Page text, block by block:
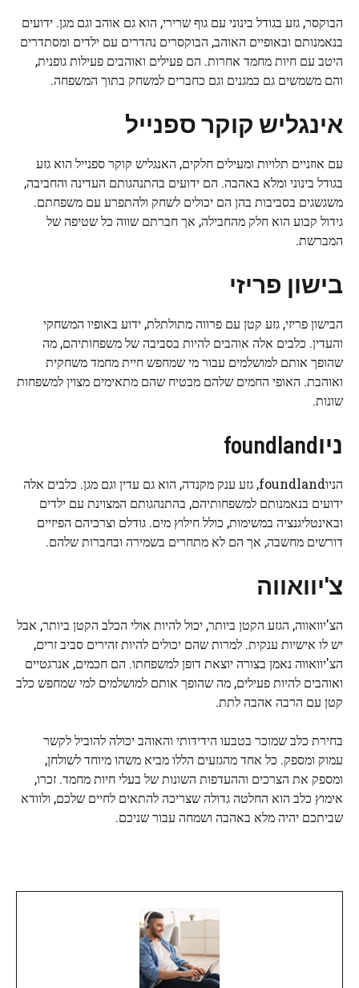
הבוקסר, גזע בגודל בינוני עם גוף שרירי, הוא גם אוהב וגם מגן. ידועים
בנאמנותם ובאופיים האוהב, הבוקסרים נהדרים עם ילדים ומסתדרים
היטב עם חיות מחמד אחרות. הם פעילים ואוהבים פעילות גופנית,
והם משמשים גם כמגנים וגם כחברים למשחק בתוך המשפחה.
אינגליש קוקר ספנייל
עם אוזניים תלויות ומעילים חלקים, האנגליש קוקר ספנייל הוא גזע
בגודל בינוני ומלא באהבה. הם ידועים בהתנהגותם העדינה והחביבה,
משגשגים בסביבות בהן הם יכולים לשחק ולהתפרע עם משפחתם.
גידול קבוע הוא חלק מהחבילה, אך חברתם שווה כל שטיפה של
המברשת.
בישון פריזי
הבישון פריזי, גזע קטן עם פרווה מתולתלת, ידוע באופיו המשחקי
והעדין. כלבים אלה אוהבים להיות בסביבה של משפחותיהם, מה
שהופך אותם למושלמים עבור מי שמחפש חיית מחמד משחקית
ואוהבת. האופי החמים שלהם מבטיח שהם מתאימים מצוין למשפחות
שונות.
ניוfoundland
הניוfoundland, גזע ענק מקנדה, הוא גם עדין וגם מגן. כלבים אלה
ידועים בנאמנותם למשפחותיהם, בהתנהגותם המצוינת עם ילדים
ובאינטליגנציה במשימות, כולל חילוץ מים. גודלם וצרכיהם הפיזיים
דורשים מחשבה, אך הם לא מתחרים בשמירה ובחברות שלהם.
צ'יוואווה
הצ'יוואווה, הגזע הקטן ביותר, יכול להיות אולי הכלב הקטן ביותר, אבל
יש לו אישיות ענקית. למרות שהם יכולים להיות זהירים סביב זרים,
הצ'יוואווה נאמן בצורה יוצאת דופן למשפחתו. הם חכמים, אנרגטיים
ואוהבים להיות פעילים, מה שהופך אותם למושלמים למי שמחפש כלב
קטן עם הרבה אהבה לתת.
בחירת כלב שמוכר בטבעו הידידותי והאוהב יכולה להוביל לקשר
עמוק ומספק. כל אחד מהגזעים הללו מביא משהו מיוחד לשולחן,
ומספק את הצרכים וההעדפות השונות של בעלי חיות מחמד. זכרו,
אימוץ כלב הוא החלטה גדולה שצריכה להתאים לחיים שלכם, ולוודא
שביתכם יהיה מלא באהבה ושמחה עבור שניכם.